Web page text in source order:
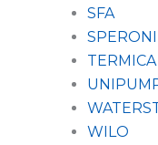
SFA
SPERONI
TERMICA
WILO